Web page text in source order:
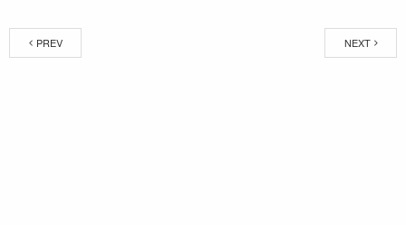
PREV NEXT